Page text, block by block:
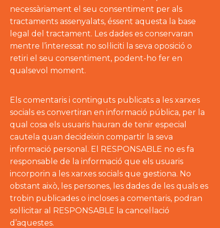
necessàriament el seu consentiment per als
tractaments assenyalats, éssent aquesta la base
legal del tractament. Les dades es conservaran
mentre l’interessat no sol·liciti la seva oposició o
retiri el seu consentiment, podent-ho fer en
qualsevol moment.
Els comentaris i continguts publicats a les xarxes
socials es convertiran en informació pública, per la
qual cosa els usuaris hauran de tenir especial
cautela quan decideixin compartir la seva
informació personal. El RESPONSABLE no es fa
responsable de la informació que els usuaris
incorporin a les xarxes socials que gestiona. No
obstant això, les persones, les dades de les quals es
trobin publicades o incloses a comentaris, podran
sol·licitar al RESPONSABLE la cancel·lació
d’aquestes.